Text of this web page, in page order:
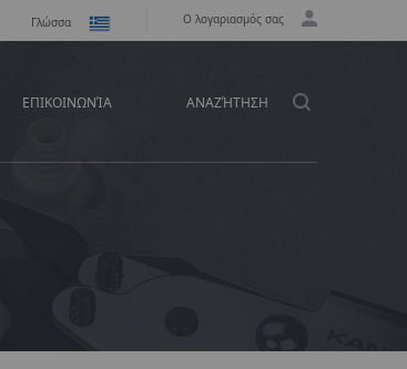
Γλώσσα Ο λογαριασμός σας
ΕΠΙΚΟΙΝΩΝΊΑ ΑΝΑΖΉΤΗΣΗ